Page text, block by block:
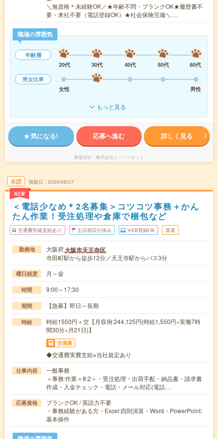
＼無資格＊未経験OK／★年齢不問・ブランクOK★履歴書不
要・来社不要（電話登録OK）★社会保険完備＼…
職場の雰囲気
年齢層
20代
30代 40代 50代
60代
男女比率
女性
男性
もっと見る
気になる! 応募へ進む 詳しく見る
派遣会社 株式会社ニッソーネット
未読
NEW
掲載日 2026/08/07
＜電話少なめ＊2名募集＞コツコツ事務＋かん
たん作業！受注処理や倉庫で梱包など
交通費別途支給あり 土日祝日が休み WEB登録OK 派遣
勤務地 大阪府大阪市天王寺区
寺田町駅から徒歩12分／天王寺駅からバス3分
曜日頻度 月～金
時間 9:00～17:30
期間 【急募】即日～長期
時給
時給1550円＋交【月収例:244,125円(時給1,550円×実働7時
間30分×月21日)】
交通費
◆交通費実費支給※当社規定あり
仕事内容
一般事務
＜事務:作業＝8:2＞・受注処理・出荷手配・納品書・請求書
作成・入金チェック・電話・メール対応(電話…
応募資格
ブランクOK / 英語力不要
・事務経験がある方・Excel:四則演算・Word・PowerPoint:
基本操作